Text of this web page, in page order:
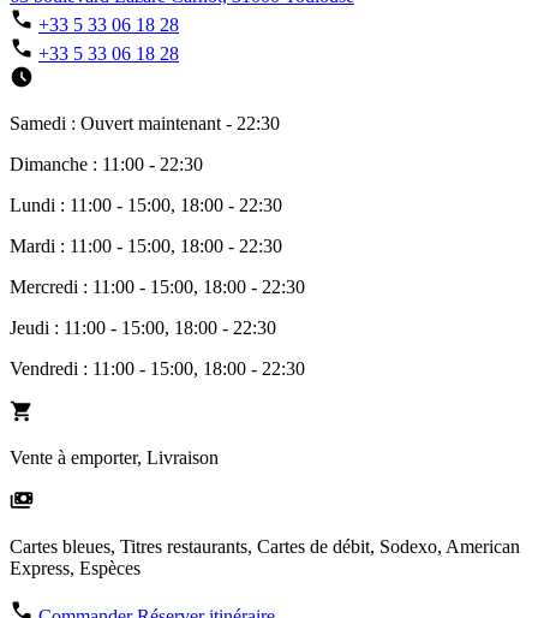
+33 5 33 06 18 28
+33 5 33 06 18 28
Samedi : Ouvert maintenant - 22:30
Dimanche : 11:00 - 22:30
Lundi : 11:00 - 15:00, 18:00 - 22:30
Mardi : 11:00 - 15:00, 18:00 - 22:30
Mercredi : 11:00 - 15:00, 18:00 - 22:30
Jeudi : 11:00 - 15:00, 18:00 - 22:30
Vendredi : 11:00 - 15:00, 18:00 - 22:30
Vente à emporter, Livraison
Cartes bleues, Titres restaurants, Cartes de débit, Sodexo, American
Express, Espèces